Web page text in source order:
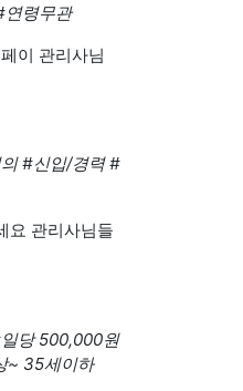
연령무관
이 관리사님
#신입/경력 #
요 관리사님들
당 500,000원
~ 35세이하